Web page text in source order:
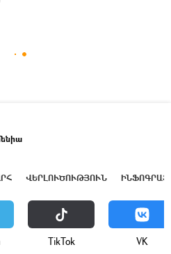
ՎԵՐԼՈՒԾՈՒԹՅՈՒՆ
ТikТоk VK